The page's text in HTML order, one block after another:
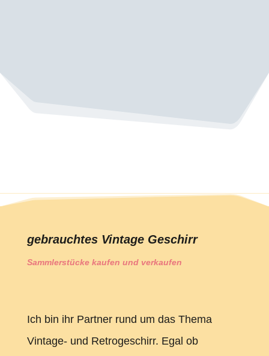
gebrauchtes Vintage Geschirr
Sammlerstücke kaufen und verkaufen
Ich bin ihr Partner rund um das Thema
Vintage- und Retrogeschirr. Egal ob